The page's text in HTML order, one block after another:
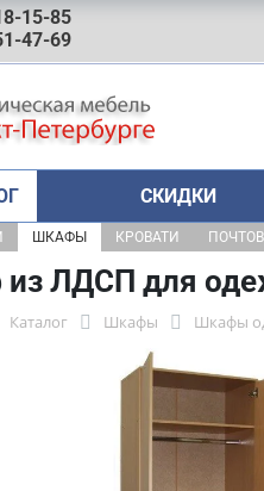
15-85
47-69
СКИДКИ
ШКАФЫ КРОВАТИ
ЛДСП для
Каталог Шкафы Шкафы